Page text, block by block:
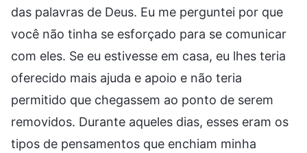
das palavras de Deus. Eu me perguntei por que
você não tinha se esforçado para se comunicar
com eles. Se eu estivesse em casa, eu lhes teria
oferecido mais ajuda e apoio e não teria
permitido que chegassem ao ponto de serem
removidos. Durante aqueles dias, esses eram os
tipos de pensamentos que enchiam minha